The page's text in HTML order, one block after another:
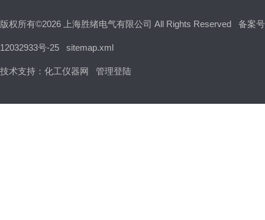
版权所有©2026 上海胜绪电气有限公司 All Rights Reserved 备案
12032933号-25 sitemap.xml
技术支持： 化工仪器网 管理登陆